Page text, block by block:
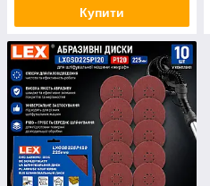
Купити